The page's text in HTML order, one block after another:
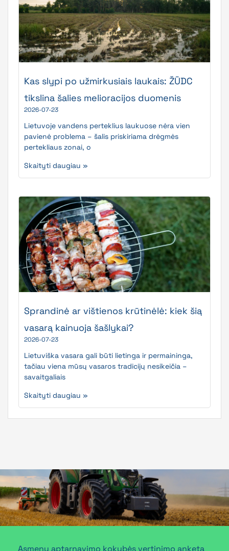
Kas slypi po užmirkusiais laukais: ŽŪDC
tikslina šalies melioracijos duomenis
2026-07-23
Lietuvoje vandens perteklius laukuose nėra vien
pavienė problema – šalis priskiriama drėgmės
pertekliaus zonai, o
Skaityti daugiau »
Sprandinė ar vištienos krūtinėlė: kiek šią
vasarą kainuoja šašlykai?
2026-07-23
Lietuviška vasara gali būti lietinga ir permaininga,
tačiau viena mūsų vasaros tradicijų nesikeičia –
savaitgaliais
Skaityti daugiau »
Asmenų aptarnavimo kokybės vertinimo anketa